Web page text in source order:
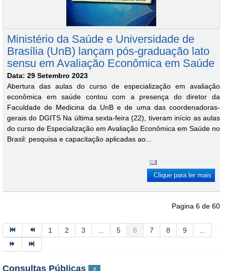
Ministério da Saúde e Universidade de
Brasília (UnB) lançam pós-graduação lato
sensu em Avaliação Econômica em Saúde
Data: 29 Setembro 2023
Abertura das aulas do curso de especialização em avaliação
econômica em saúde contou com a presença do diretor da
Faculdade de Medicina da UnB e de uma das coordenadoras-
gerais do DGITS Na última sexta-feira (22), tiveram início as aulas
do curso de Especialização em Avaliação Econômica em Saúde no
Brasil: pesquisa e capacitação aplicadas ao...
Clique para ler mais
Pagina 6 de 60
1 2 3 5 6 7 8 9
Consultas Públicas 2